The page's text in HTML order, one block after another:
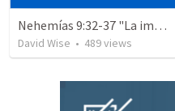
Nehemías 9:32-37 "La importancia de Estar de acuerdo con Dios"
David Wise • 489views